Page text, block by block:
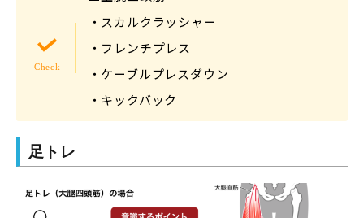
・スカルクラッシャー
・フレンチプレス
・ケーブルプレスダウン
・キックバック
足トレ